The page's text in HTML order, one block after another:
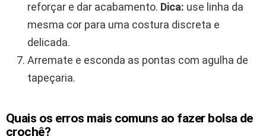
reforçar e dar acabamento. Dica: use linha da
mesma cor para uma costura discreta e
delicada.
Arremate e esconda as pontas com agulha de
tapeçaria.
Quais os erros mais comuns ao fazer bolsa de
crochê?